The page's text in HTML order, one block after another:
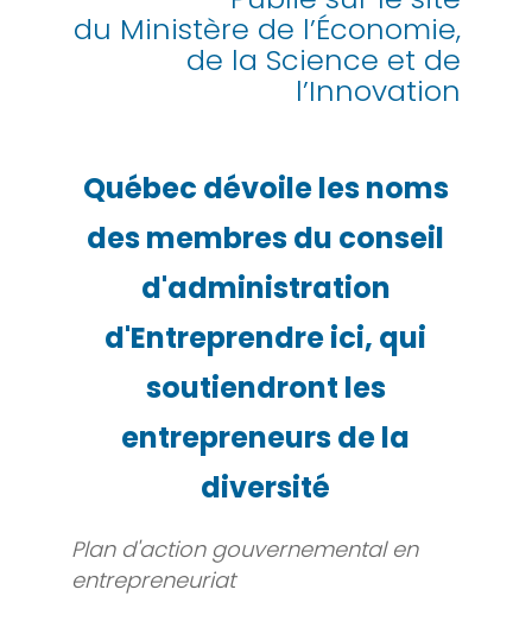
du Ministère de l’Économie,
de la Science et de
l’Innovation
Québec dévoile les noms
des membres du conseil
d'administration
d'Entreprendre ici, qui
soutiendront les
entrepreneurs de la
diversité
Plan d'action gouvernemental en
entrepreneuriat